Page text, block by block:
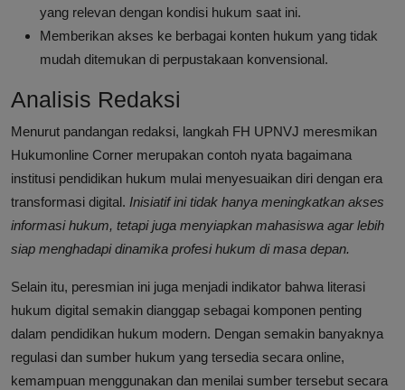
yang relevan dengan kondisi hukum saat ini.
Memberikan akses ke berbagai konten hukum yang tidak
mudah ditemukan di perpustakaan konvensional.
Analisis Redaksi
Menurut pandangan redaksi, langkah FH UPNVJ meresmikan
Hukumonline Corner merupakan contoh nyata bagaimana
institusi pendidikan hukum mulai menyesuaikan diri dengan era
transformasi digital. Inisiatif ini tidak hanya meningkatkan akses
informasi hukum, tetapi juga menyiapkan mahasiswa agar lebih
siap menghadapi dinamika profesi hukum di masa depan.
Selain itu, peresmian ini juga menjadi indikator bahwa literasi
hukum digital semakin dianggap sebagai komponen penting
dalam pendidikan hukum modern. Dengan semakin banyaknya
regulasi dan sumber hukum yang tersedia secara online,
kemampuan menggunakan dan menilai sumber tersebut secara